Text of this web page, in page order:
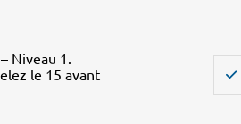
Niveau 1.
le 15 avant